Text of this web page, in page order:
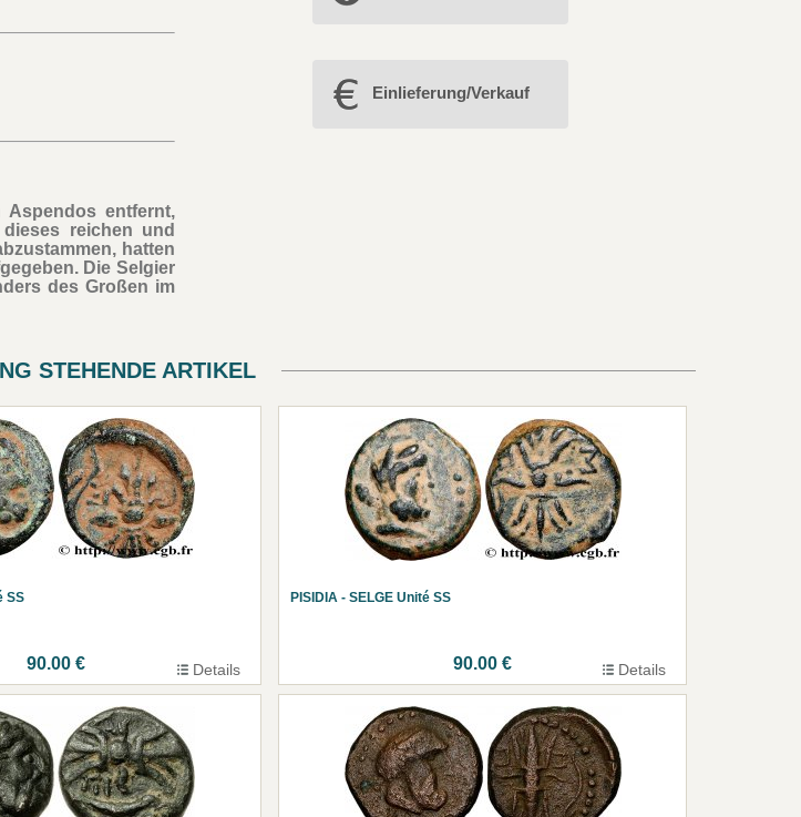
entfernt,
reichen und
hatten
Die Selgier
des Großen im
Einlieferung/Verkauf
STEHENDE ARTIKEL
SS
90.00 € Details
PISIDIA - SELGE Unité SS
90.00 € Details